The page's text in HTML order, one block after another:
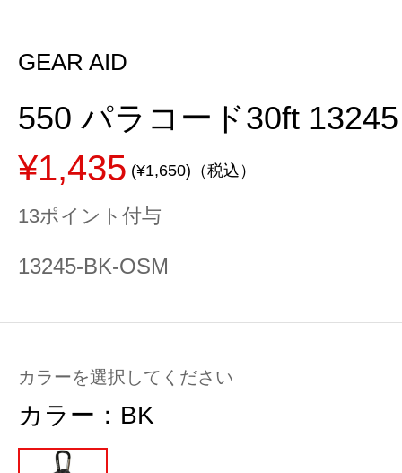
GEAR AID
550 パラコード30ft 13245
¥1,435 (¥1,650) （税込）
13ポイント付与
13245-BK-OSM
カラーを選択してください
カラー： BK